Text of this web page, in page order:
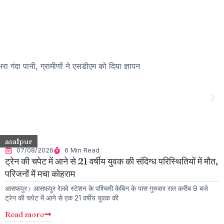
गंदा पानी, ग्रामीणों ने एसडीएम को दिया ज्ञापन
asafpur
07/08/2026 6 Min Read
ट्रेन की चपेट में आने से 21 वर्षीय युवक की संदिग्ध परिस्थितियों में मौत,
परिजनों में मचा कोहराम
आसफपुर। आसफपुर रेलवे स्टेशन के पश्चिमी केबिन के पास गुरुवार रात करीब 9 बजे
ट्रेन की चपेट में आने से एक 21 वर्षीय युवक की
Read more